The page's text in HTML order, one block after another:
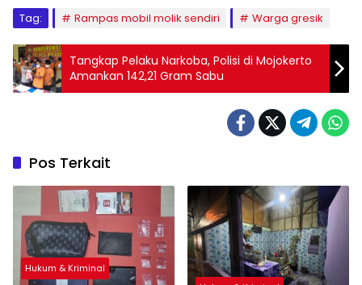
Tag: Rampas mobil molik sendiri Warga gresik
Tangkap Pelaku Narkoba, Polisi di Mojokerto
Amankan 142,21 Gram Sabu
Pos Terkait
Hukum & Kriminal